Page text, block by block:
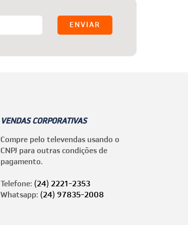
VENDAS CORPORATIVAS
Compre pelo televendas usando o
CNPJ para outras condições de
pagamento.
Telefone: (24) 2221-2353
Whatsapp: (24) 97835-2008